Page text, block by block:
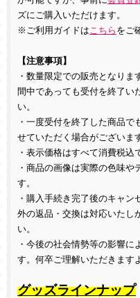
ズにご購入いただけます。
※ご利用ガイドは こちら をご
【注意事項】
・数量限定での販売となり
間中であっても受付を終了い
い。
・一度受付を終了した商品
せていただく場合がございま
・表示価格はすべて消費税込
・商品の画像は実際の色味や
す。
・購入手続き完了後のキャ
外の返品・交換は対応いたし
い。
・今後の社会情勢等の影響に
す。何卒ご理解いただきます
グッズラインナップ